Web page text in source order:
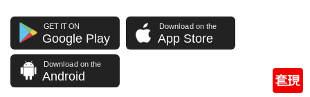
GET IT ON
Google Play
Download on the
App Store
Download on the
Android